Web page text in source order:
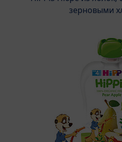
зерновыми